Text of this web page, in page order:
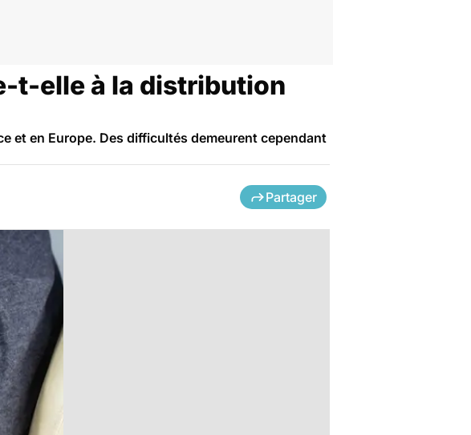
t-elle à la distribution
et en Europe. Des difficultés demeurent cependant
Partager